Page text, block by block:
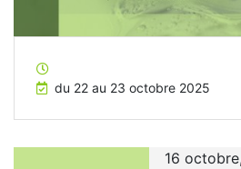
du 22 au 23 octobre 2025
16 octobre,